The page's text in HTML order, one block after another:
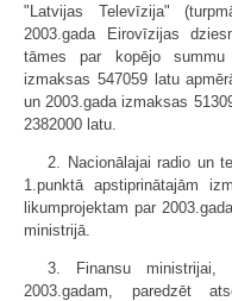
"Latvijas Televīzija"
2003.gada Eirovīzijas
tāmes par kopējo
izmaksas 547059 latu
un 2003.gada izmaksas
2382000 latu.
2. Nacionālajai radio un
1.punktā apstiprinātajām
likumprojektam par
ministrijā.
3. Finansu ministrijai,
2003.gadam, paredzēt